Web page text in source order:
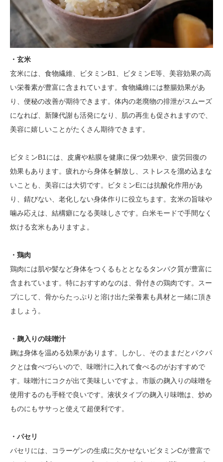
・玄米
玄米には、食物繊維、ビタミンB1、ビタミンE等、美容効果の高
い栄養素が豊富に含まれています。食物繊維には整腸効果があ
り、便秘の改善が期待できます。体内の老廃物の排泄がスムーズ
になれば、新陳代謝も活発になり、肌の再生も促されますので、
美容に嬉しいことがたくさん期待できます。
ビタミンB1には、皮膚や粘膜を健康に保つ効果や、疲労回復の
効果もあります。疲れから身体を解放し、ストレスを溜め込まな
いことも、美容には大切です。ビタミンEには抗酸化作用があ
り、錆びない、老化しない身体作りに役立ちます。玄米の旨味や
噛み応えは、結構癖になる美味しさです。白米モードで手間なく
炊ける玄米もありますよ。
・鶏肉
鶏肉には肌や髪など身体をつくるもととなるタンパク質が豊富に
含まれています。特におすすめなのは、骨付きの鶏肉です。スー
プにして、骨からたっぷりと溶け出た栄養素も具材と一緒に頂き
ましょう。
・麹入りの味噌汁
麹は身体を温める効果があります。しかし、そのままだとパクパ
クとは食べづらいので、味噌汁に入れて食べるのがおすすめで
す。味噌汁にコクが出て美味しいですよ。市販の麹入りの味噌を
使用するのも手軽で良いです。液状タイプの麹入り味噌は、炒め
ものにもササっと使えて超便利です。
・パセリ
パセリには、コラーゲンの生成に欠かせないビタミンCが豊富で